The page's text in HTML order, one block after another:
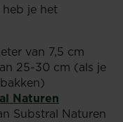
je het
van 7,5 cm
25-30 cm (als je
Naturen
Substral Naturen